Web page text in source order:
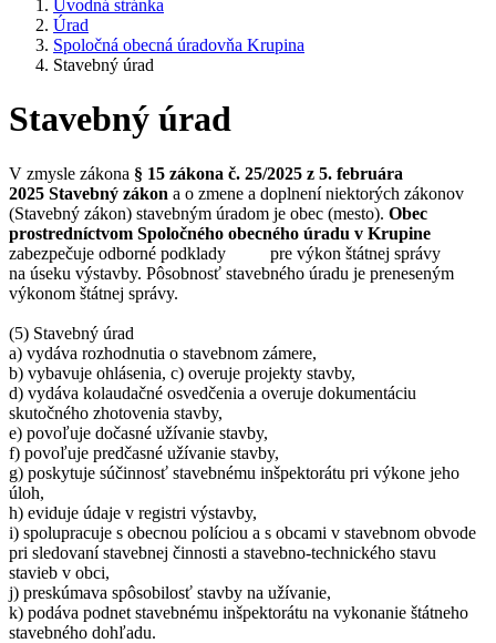
Úvodná stránka
Úrad
Spoločná obecná úradovňa Krupina
Stavebný úrad
Stavebný úrad
V zmysle zákona § 15 zákona č. 25/2025 z 5. februára
2025 Stavebný zákon a o zmene a doplnení niektorých zákonov
(Stavebný zákon) stavebným úradom je obec (mesto). Obec
prostredníctvom Spoločného obecného úradu v Krupine
zabezpečuje odborné podklady pre výkon štátnej správy
na úseku výstavby. Pôsobnosť stavebného úradu je preneseným
výkonom štátnej správy.
(5) Stavebný úrad
a) vydáva rozhodnutia o stavebnom zámere,
b) vybavuje ohlásenia, c) overuje projekty stavby,
d) vydáva kolaudačné osvedčenia a overuje dokumentáciu
skutočného zhotovenia stavby,
e) povoľuje dočasné užívanie stavby,
f) povoľuje predčasné užívanie stavby,
g) poskytuje súčinnosť stavebnému inšpektorátu pri výkone jeho
úloh,
h) eviduje údaje v registri výstavby,
i) spolupracuje s obecnou políciou a s obcami v stavebnom obvode
pri sledovaní stavebnej činnosti a stavebno-technického stavu
stavieb v obci,
j) preskúmava spôsobilosť stavby na užívanie,
k) podáva podnet stavebnému inšpektorátu na vykonanie štátneho
stavebného dohľadu.